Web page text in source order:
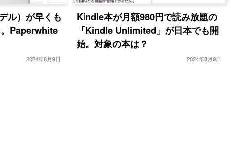
ル）が早くも
Paperwhite
2024年8月9日
Kindle本が月額980円で読み放題の
「Kindle Unlimited」が日本でも開
始。対象の本は？
2024年8月9日